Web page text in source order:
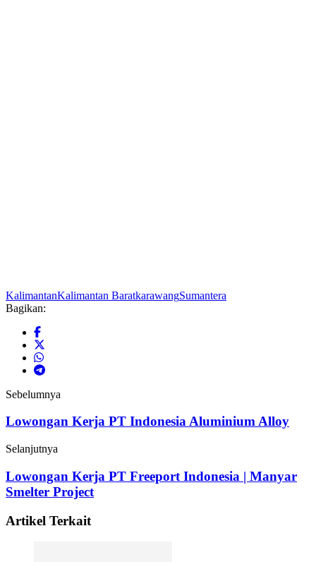
KalimantanKalimantan BaratkarawangSumantera
Bagikan:
Sebelumnya
Lowongan Kerja PT Indonesia Aluminium Alloy
Selanjutnya
Lowongan Kerja PT Freeport Indonesia | Manyar
Smelter Project
Artikel Terkait